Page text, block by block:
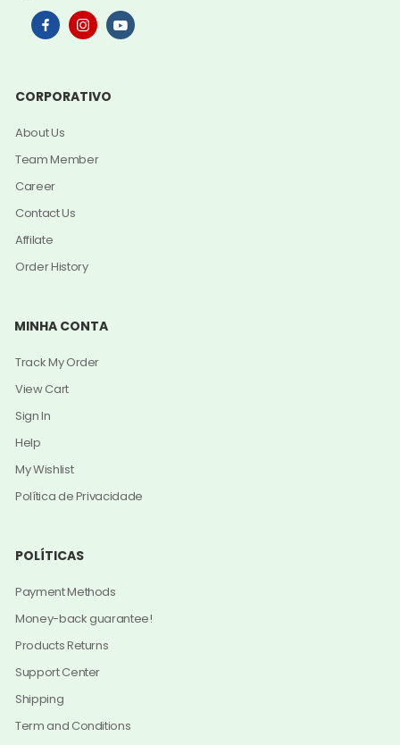
CORPORATIVO
About Us
Team Member
Career
Contact Us
Affilate
Order History
MINHA CONTA
Track My Order
View Cart
Sign In
Help
My Wishlist
Política de Privacidade
POLÍTICAS
Payment Methods
Money-back guarantee!
Products Returns
Support Center
Shipping
Term and Conditions